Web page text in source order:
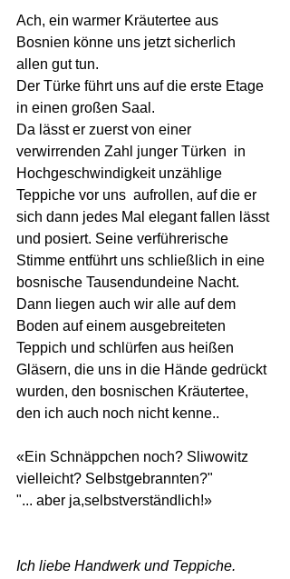
Ach, ein warmer Kräutertee aus
Bosnien könne uns jetzt sicherlich
allen gut tun.
Der Türke führt uns auf die erste Etage
in einen großen Saal.
Da lässt er zuerst von einer
verwirrenden Zahl junger Türken  in
Hochgeschwindigkeit unzählige
Teppiche vor uns  aufrollen, auf die er
sich dann jedes Mal elegant fallen lässt
und posiert. Seine verführerische
Stimme entführt uns schließlich in eine
bosnische Tausendundeine Nacht.
Dann liegen auch wir alle auf dem
Boden auf einem ausgebreiteten
Teppich und schlürfen aus heißen
Gläsern, die uns in die Hände gedrückt
wurden, den bosnischen Kräutertee,
den ich auch noch nicht kenne..
«Ein Schnäppchen noch? Sliwowitz
vielleicht? Selbstgebrannten?"
"... aber ja,selbstverständlich!»
Ich liebe Handwerk und Teppiche.